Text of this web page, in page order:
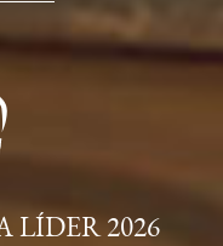
LÍDER 2026